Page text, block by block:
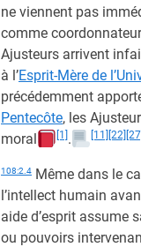
ne viennent pas
comme
Ajusteurs arrivent
à l’Esprit-Mère de
précédemment
Pentecôte, les
moral
[1] . [11] [22] [27]
108:2.4 Même dans le
l’intellect humain
aide d’esprit assume
ou pouvoirs